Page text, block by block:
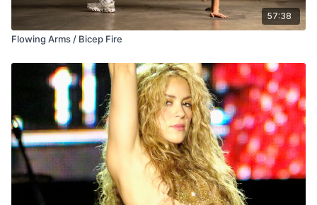
57:38
Flowing Arms / Bicep Fire